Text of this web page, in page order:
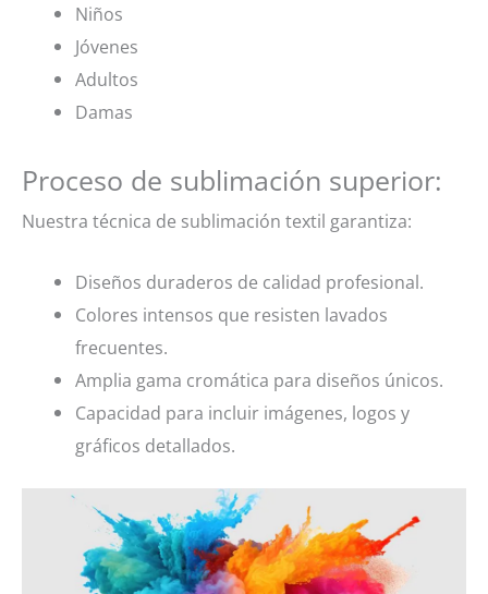
Niños
Jóvenes
Adultos
Damas
Proceso de sublimación superior:
Nuestra técnica de sublimación textil garantiza:
Diseños duraderos de calidad profesional.
Colores intensos que resisten lavados
frecuentes.
Amplia gama cromática para diseños únicos.
Capacidad para incluir imágenes, logos y
gráficos detallados.